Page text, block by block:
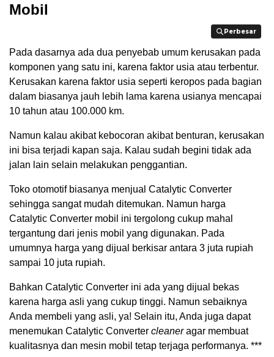
Mobil
Perbesar
Perbesar
Pada dasarnya ada dua penyebab umum kerusakan pada
komponen yang satu ini, karena faktor usia atau terbentur.
Kerusakan karena faktor usia seperti keropos pada bagian
dalam biasanya jauh lebih lama karena usianya mencapai
10 tahun atau 100.000 km.
Namun kalau akibat kebocoran akibat benturan, kerusakan
ini bisa terjadi kapan saja. Kalau sudah begini tidak ada
jalan lain selain melakukan penggantian.
Toko otomotif biasanya menjual Catalytic Converter
sehingga sangat mudah ditemukan. Namun harga
Catalytic Converter mobil ini tergolong cukup mahal
tergantung dari jenis mobil yang digunakan. Pada
umumnya harga yang dijual berkisar antara 3 juta rupiah
sampai 10 juta rupiah.
Bahkan Catalytic Converter ini ada yang dijual bekas
karena harga asli yang cukup tinggi. Namun sebaiknya
Anda membeli yang asli, ya! Selain itu, Anda juga dapat
menemukan Catalytic Converter cleaneragar membuat
kualitasnya dan mesin mobil tetap terjaga performanya. ***